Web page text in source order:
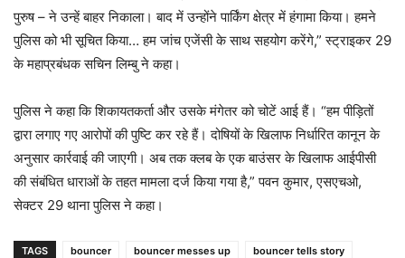
पुरुष – ने उन्हें बाहर निकाला। बाद में उन्होंने पार्किंग क्षेत्र में हंगामा किया। हमने
पुलिस को भी सूचित किया… हम जांच एजेंसी के साथ सहयोग करेंगे,” स्ट्राइकर 29
के महाप्रबंधक सचिन लिम्बु ने कहा।
पुलिस ने कहा कि शिकायतकर्ता और उसके मंगेतर को चोटें आई हैं। “हम पीड़ितों
द्वारा लगाए गए आरोपों की पुष्टि कर रहे हैं। दोषियों के खिलाफ निर्धारित कानून के
अनुसार कार्रवाई की जाएगी। अब तक क्लब के एक बाउंसर के खिलाफ आईपीसी
की संबंधित धाराओं के तहत मामला दर्ज किया गया है,” पवन कुमार, एसएचओ,
सेक्टर 29 थाना पुलिस ने कहा।
TAGS bouncer bouncer messes up
bouncer tells story